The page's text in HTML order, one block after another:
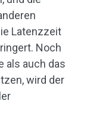
Latenzzeit
Noch
als auch das
wird der